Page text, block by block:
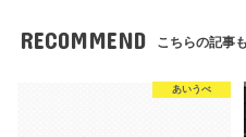
RECOMMEND こちらの記事
あいうべ